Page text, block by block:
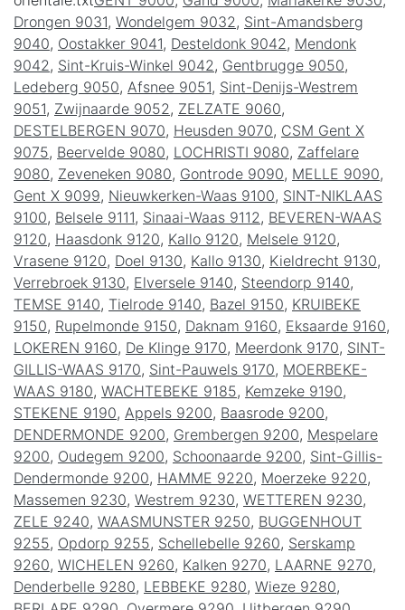
Drongen 9031, Wondelgem 9032 , Sint-Amandsberg
9040, Oostakker 9041, Desteldonk 9042 , Mendonk
9042 , Sint-Kruis-Winkel 9042 , Gentbrugge 9050,
Ledeberg 9050, Afsnee 9051, Sint-Denijs-Westrem
9051, Zwijnaarde 9052 , ZELZATE 9060,
DESTELBERGEN 9070, Heusden 9070, CSM Gent X
9075, Beervelde 9080, LOCHRISTI 9080, Zaffelare
9080, Zeveneken 9080, Gontrode 9090, MELLE 9090,
Gent X 9099, Nieuwkerken-Waas 9100, SINT-NIKLAAS
9100, Belsele 9111, Sinaai-Waas 9112 , BEVEREN-WAAS
9120, Haasdonk 9120, Kallo 9120, Melsele 9120,
Vrasene 9120, Doel 9130, Kallo 9130, Kieldrecht 9130,
Verrebroek 9130, Elversele 9140, Steendorp 9140,
TEMSE 9140, Tielrode 9140, Bazel 9150, KRUIBEKE
9150, Rupelmonde 9150, Daknam 9160, Eksaarde 9160,
LOKEREN 9160, De Klinge 9170, Meerdonk 9170, SINT-
GILLIS-WAAS 9170, Sint-Pauwels 9170, MOERBEKE-
WAAS 9180, WACHTEBEKE 9185, Kemzeke 9190,
STEKENE 9190, Appels 9200, Baasrode 9200,
DENDERMONDE 9200, Grembergen 9200, Mespelare
9200, Oudegem 9200, Schoonaarde 9200, Sint-Gillis-
Dendermonde 9200, HAMME 9220, Moerzeke 9220,
Massemen 9230, Westrem 9230, WETTEREN 9230,
ZELE 9240, WAASMUNSTER 9250, BUGGENHOUT
9255, Opdorp 9255, Schellebelle 9260, Serskamp
9260, WICHELEN 9260, Kalken 9270, LAARNE 9270,
Denderbelle 9280, LEBBEKE 9280, Wieze 9280,